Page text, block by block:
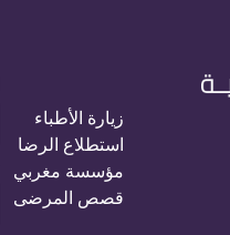
زيارة الأطباء
استطلاع الرضا
مؤسسة مغربي
قصص المرضى